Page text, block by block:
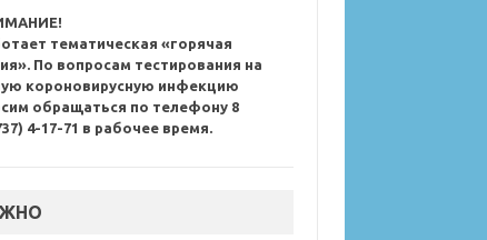
тематическая «горячая
По вопросам тестирования на
короновирусную инфекцию
обращаться по телефону 8
4-17-71 в рабочее время.